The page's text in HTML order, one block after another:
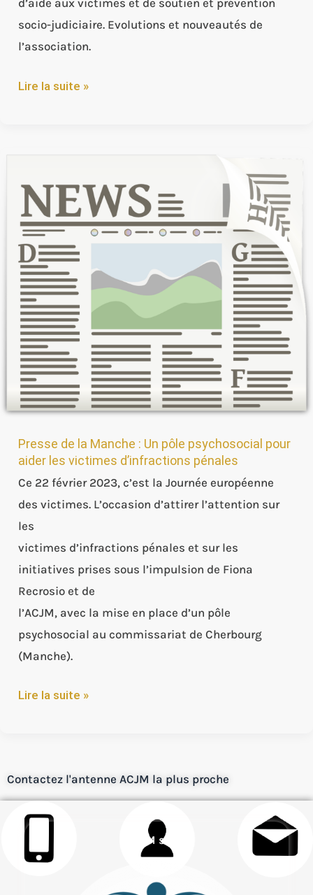
d’aide aux victimes et de soutien et prévention
socio-judiciaire. Evolutions et nouveautés de
l’association.
Lire la suite »
Presse de la Manche : Un pôle psychosocial pour
aider les victimes d’infractions pénales
Ce 22 février 2023, c’est la Journée européenne
des victimes. L’occasion d’attirer l’attention sur
les
victimes d’infractions pénales et sur les
initiatives prises sous l’impulsion de Fiona
Recrosio et de
l’ACJM, avec la mise en place d’un pôle
psychosocial au commissariat de Cherbourg
(Manche).
Manche
:
Un
pôle
psychosocial
pour
aider
les
victimes
d’infractions
pénales
Lire la suite »
Contactez l'antenne ACJM la plus proche
ACJM siège